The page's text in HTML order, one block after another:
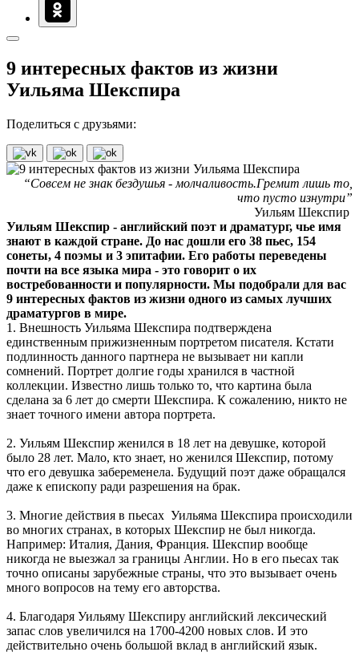
9 интересных фактов из жизни
Уильяма Шекспира
Поделиться с друзьями:
“Совсем не знак бездушья - молчаливость.Гремит лишь то,
что пусто изнутри”
Уильям Шекспир
Уильям Шекспир - английский поэт и драматург, чье имя
знают в каждой стране. До нас дошли его 38 пьес, 154
сонеты, 4 поэмы и 3 эпитафии. Его работы переведены
почти на все языка мира - это говорит о их
востребованности и популярности. Мы подобрали для вас
9 интересных фактов из жизни одного из самых лучших
драматургов в мире.
1. Внешность Уильяма Шекспира подтверждена
единственным прижизненным портретом писателя. Кстати
подлинность данного партнера не вызывает ни капли
сомнений. Портрет долгие годы хранился в частной
коллекции. Известно лишь только то, что картина была
сделана за 6 лет до смерти Шекспира. К сожалению, никто не
знает точного имени автора портрета.
2. Уильям Шекспир женился в 18 лет на девушке, которой
было 28 лет. Мало, кто знает, но женился Шекспир, потому
что его девушка забеременела. Будущий поэт даже обращался
даже к епископу ради разрешения на брак.
3. Многие действия в пьесах Уильяма Шекспира происходили
во многих странах, в которых Шекспир не был никогда.
Например: Италия, Дания, Франция. Шекспир вообще
никогда не выезжал за границы Англии. Но в его пьесах так
точно описаны зарубежные страны, что это вызывает очень
много вопросов на тему его авторства.
4. Благодаря Уильяму Шекспиру английский лексический
запас слов увеличился на 1700-4200 новых слов. И это
действительно очень большой вклад в английский язык.